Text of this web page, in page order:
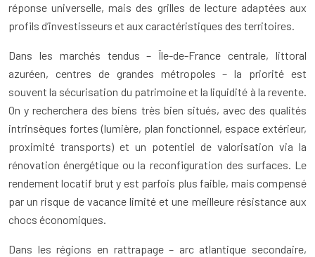
réponse universelle, mais des grilles de lecture adaptées aux
profils d’investisseurs et aux caractéristiques des territoires.
Dans les marchés tendus – Île-de-France centrale, littoral
azuréen, centres de grandes métropoles – la priorité est
souvent la sécurisation du patrimoine et la liquidité à la revente.
On y recherchera des biens très bien situés, avec des qualités
intrinsèques fortes (lumière, plan fonctionnel, espace extérieur,
proximité transports) et un potentiel de valorisation via la
rénovation énergétique ou la reconfiguration des surfaces. Le
rendement locatif brut y est parfois plus faible, mais compensé
par un risque de vacance limité et une meilleure résistance aux
chocs économiques.
Dans les régions en rattrapage – arc atlantique secondaire,